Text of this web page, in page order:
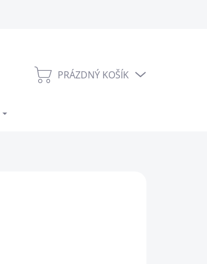
NÁKUPNÍ
PRÁZDNÝ KOŠÍK